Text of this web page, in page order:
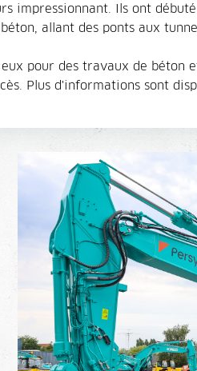
impressionnant. Ils ont
allant des ponts aux
pour des travaux de béton
Plus d'informations sont